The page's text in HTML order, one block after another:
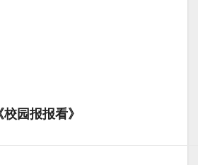
园报报看》